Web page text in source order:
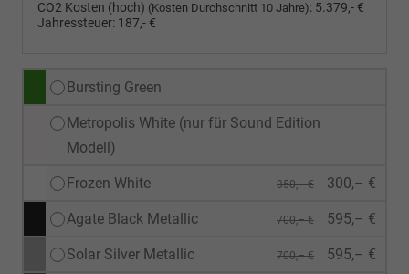
CO2 Kosten (hoch) (Kosten Durchschnitt 10 Jahre): 5.379,- €
Jahressteuer: 187,- €
Bursting Green
Metropolis White (nur für Sound Edition
Modell)
Frozen White 350,– € 300,– €
Agate Black Metallic 700,– € 595,– €
Solar Silver Metallic 700,– € 595,– €